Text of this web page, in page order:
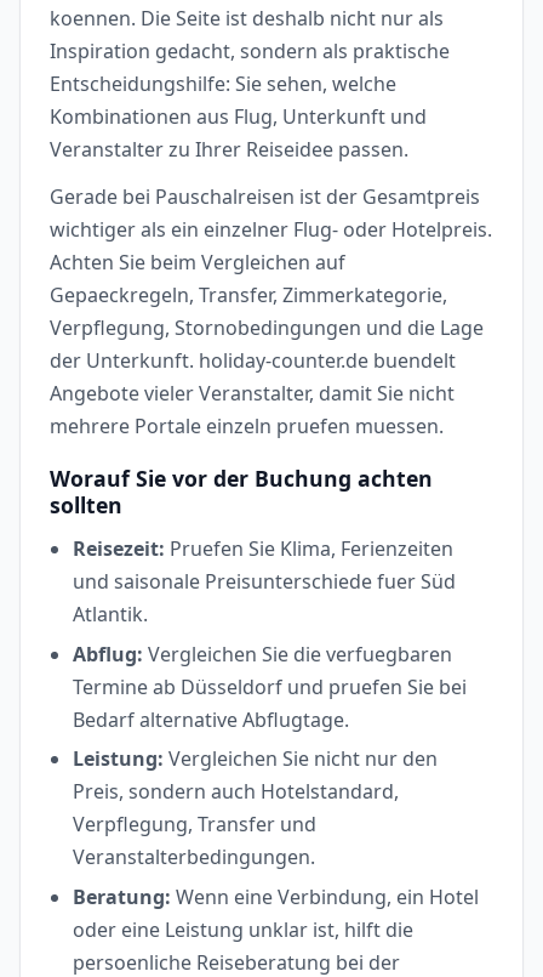
koennen. Die Seite ist deshalb nicht nur als
Inspiration gedacht, sondern als praktische
Entscheidungshilfe: Sie sehen, welche
Kombinationen aus Flug, Unterkunft und
Veranstalter zu Ihrer Reiseidee passen.
Gerade bei Pauschalreisen ist der Gesamtpreis
wichtiger als ein einzelner Flug- oder Hotelpreis.
Achten Sie beim Vergleichen auf
Gepaeckregeln, Transfer, Zimmerkategorie,
Verpflegung, Stornobedingungen und die Lage
der Unterkunft. holiday-counter.de buendelt
Angebote vieler Veranstalter, damit Sie nicht
mehrere Portale einzeln pruefen muessen.
Worauf Sie vor der Buchung achten
sollten
Reisezeit: Pruefen Sie Klima, Ferienzeiten
und saisonale Preisunterschiede fuer Süd
Atlantik.
Abflug: Vergleichen Sie die verfuegbaren
Termine ab Düsseldorf und pruefen Sie bei
Bedarf alternative Abflugtage.
Leistung: Vergleichen Sie nicht nur den
Preis, sondern auch Hotelstandard,
Verpflegung, Transfer und
Veranstalterbedingungen.
Beratung: Wenn eine Verbindung, ein Hotel
oder eine Leistung unklar ist, hilft die
persoenliche Reiseberatung bei der